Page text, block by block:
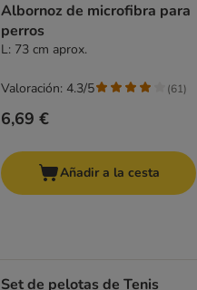
Albornoz de microfibra para
perros
L: 73 cm aprox.
6,69 €
Valoración: 4.3/5 (61)
Añadir a la cesta
Set de pelotas de Tenis